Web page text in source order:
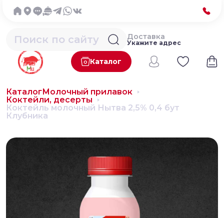
Каталог
Доставка
Укажите адрес
КаталогМолочный прилавок
Коктейли, десерты
Коктейль молочный Нытва 2,5% 0,4 бут
Клубника